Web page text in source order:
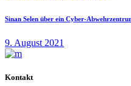
Sinan Selen über ein Cyber-
9. August 2021
Kontakt